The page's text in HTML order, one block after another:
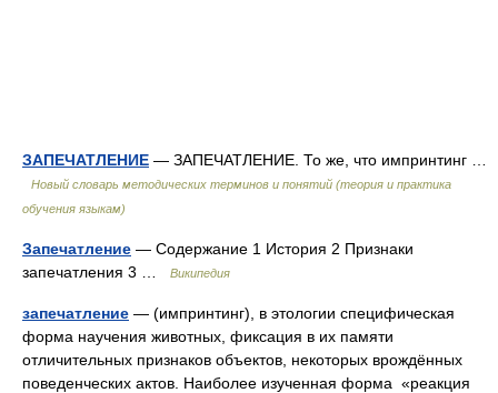
ЗАПЕЧАТЛЕНИЕ — ЗАПЕЧАТЛЕНИЕ. То же, что импринтинг …
Новый словарь методических терминов и понятий (теория и практика
обучения языкам)
Запечатление — Содержание 1 История 2 Признаки
запечатления 3 …
Википедия
запечатление — (импринтинг), в этологии специфическая
форма научения животных, фиксация в их памяти
отличительных признаков объектов, некоторых врождённых
поведенческих актов. Наиболее изученная форма «реакция